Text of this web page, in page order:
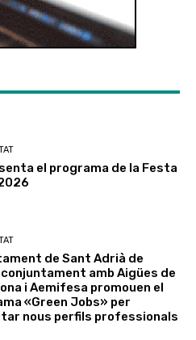
el programa de la Festa
de Sant Adrià de
conjuntament amb Aigües de
i Aemifesa promouen el
«Green Jobs» per
nous perfils professionals